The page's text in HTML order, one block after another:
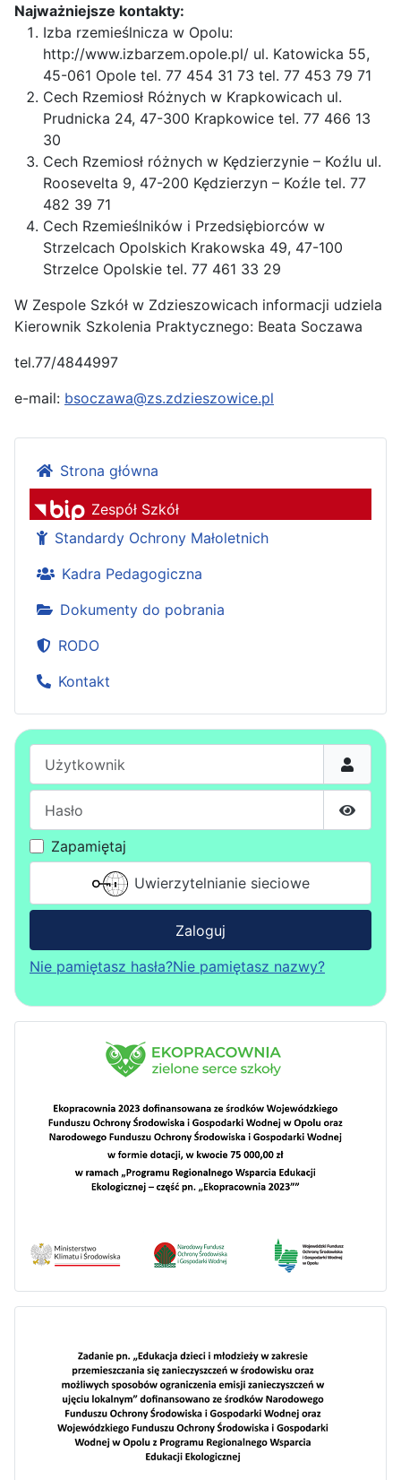
Najważniejsze kontakty:
Izba rzemieślnicza w Opolu:
http://www.izbarzem.opole.pl/ ul. Katowicka 55,
45-061 Opole tel. 77 454 31 73 tel. 77 453 79 71
Cech Rzemiosł Różnych w Krapkowicach ul.
Prudnicka 24, 47-300 Krapkowice tel. 77 466 13
30
Cech Rzemiosł różnych w Kędzierzynie – Koźlu ul.
Roosevelta 9, 47-200 Kędzierzyn – Koźle tel. 77
482 39 71
Cech Rzemieślników i Przedsiębiorców w
Strzelcach Opolskich Krakowska 49, 47-100
Strzelce Opolskie tel. 77 461 33 29
W Zespole Szkół w Zdzieszowicach informacji udziela
Kierownik Szkolenia Praktycznego: Beata Soczawa
tel.77/4844997
e-mail: bsoczawa@zs.zdzieszowice.pl
Strona główna
Zespół Szkół
Standardy Ochrony Małoletnich
Kadra Pedagogiczna
Dokumenty do pobrania
RODO
Kontakt
Pokaż
Zapamiętaj
Uwierzytelnianie sieciowe
Zaloguj
Nie pamiętasz hasła?Nie pamiętasz nazwy?